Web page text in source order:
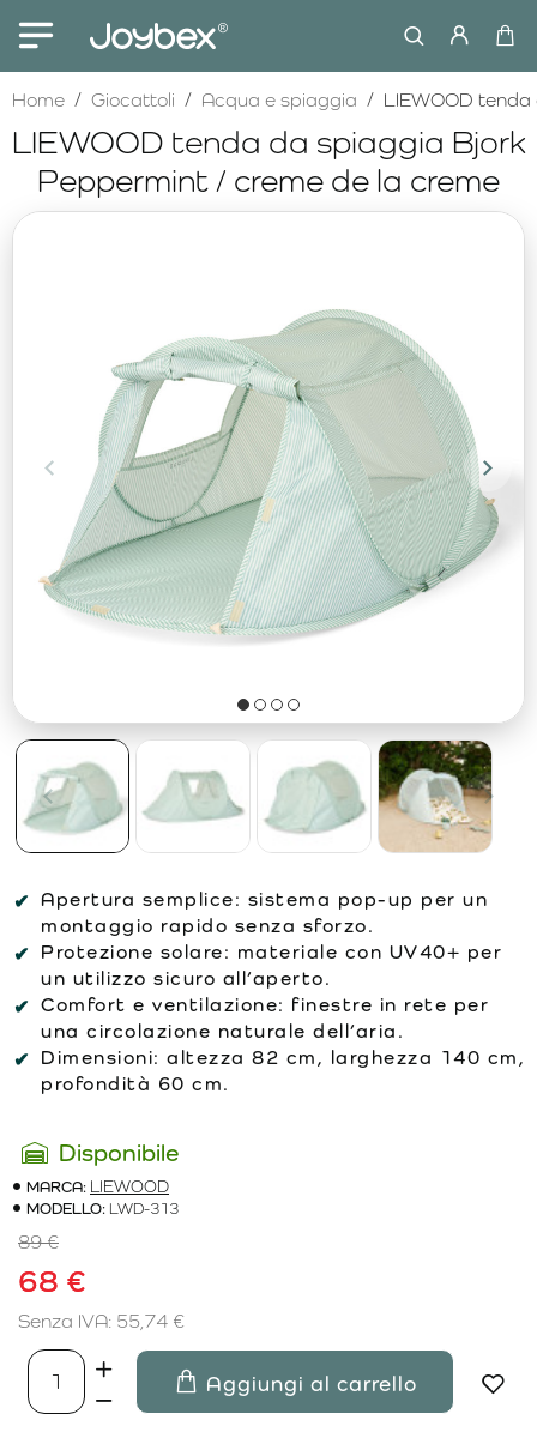
LIEWOOD tenda da spiaggia Bjork
Peppermint / creme de la creme
HomehomeGiocattoli Acqua e spiaggia LIEWOOD
Apertura semplice: sistema pop-up per un
montaggio rapido senza sforzo.
Protezione solare: materiale con UV40+ per
un utilizzo sicuro all’aperto.
Comfort e ventilazione: finestre in rete per
una circolazione naturale dell’aria.
Dimensioni: altezza 82 cm, larghezza 140 cm,
profondità 60 cm.
Disponibile
MARCA: LIEWOOD
MODELLO: LWD-313
68 €
89 €
Senza IVA: 55,74 €
Aggiungi al carrello